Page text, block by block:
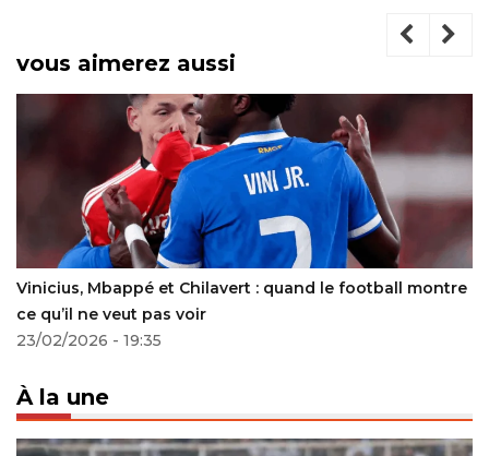
vous aimerez aussi
Vinicius, Mbappé et Chilavert : quand le football montre
ce qu’il ne veut pas voir
23/02/2026 - 19:35
À la une